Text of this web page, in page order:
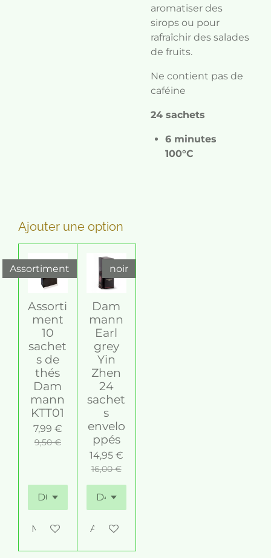
aromatiser des
sirops ou pour
rafraîchir des salades
de fruits.
Ne contient pas de
caféine
24 sachets
6 minutes
100°C
Ajouter une option
Assortiment
Assorti
ment
10
sachet
s de
thés
Dam
mann
KTT01
7,99 €
9,50 €
M'avertir si disponible
noir
Dam
mann
Earl
grey
Yin
Zhen
24
sachet
s
envelo
ppés
14,95 €
16,00 €
Ajouter au panier